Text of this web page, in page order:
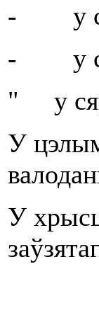
- у
- у
" у
У
У